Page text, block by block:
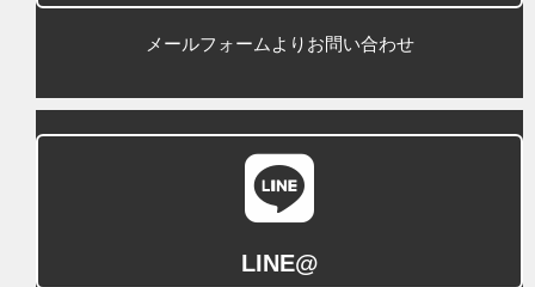
メールフォームよりお問い合わせ
LINE@